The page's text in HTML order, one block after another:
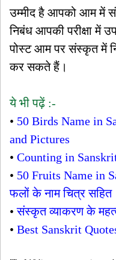
उम्मीद है आपको आम में
निबंध आपकी परीक्षा में
पोस्ट आम पर संस्कृत में
कर सकते हैं।
ये भी पढ़ें :-
• 50 Birds Name in
and Pictures
• Counting in
• 50 Fruits Name in
फलों के नाम चित्र सहित
•संस्कृत व्याकरण के
• Best Sanskrit